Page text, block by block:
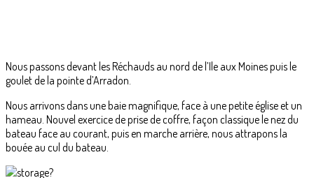
Nous passons devant les Réchauds au nord de l’Ile aux Moines puis le
goulet de la pointe d’Arradon.
Nous arrivons dans une baie magnifique, face à une petite église et un
hameau. Nouvel exercice de prise de coffre, façon classique le nez du
bateau face au courant, puis en marche arrière, nous attrapons la
bouée au cul du bateau.